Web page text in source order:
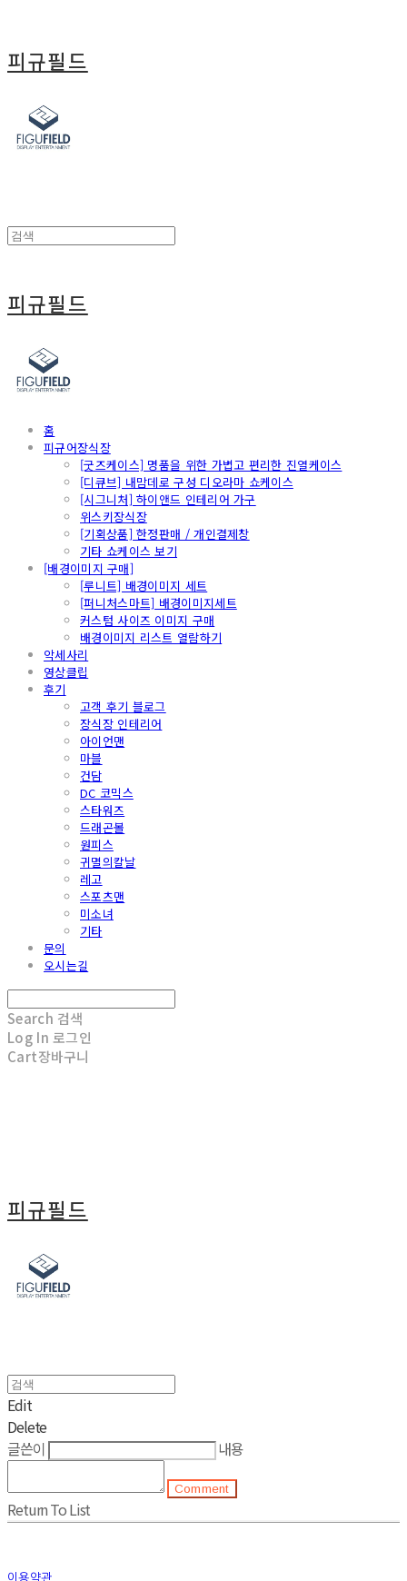
피규필드
피규필드
홈
피규어장식장
[굿즈케이스] 명품을 위한 가볍고 편리한 진열케이스
[디큐브] 내맘데로 구성 디오라마 쇼케이스
[시그니처] 하이앤드 인테리어 가구
위스키장식장
[기획상품] 한정판매 / 개인결제창
기타 쇼케이스 보기
[배경이미지 구매]
[루니트] 배경이미지 세트
[퍼니처스마트] 배경이미지세트
커스텀 사이즈 이미지 구매
배경이미지 리스트 열람하기
악세사리
영상클립
후기
고객 후기 블로그
장식장 인테리어
아이언맨
마블
건담
DC 코믹스
스타워즈
드래곤볼
원피스
귀멸의칼날
레고
스포츠맨
미소녀
기타
문의
오시는길
Search 검색
Log In 로그인
Cart장바구니
피규필드
Edit
Delete
글쓴이
내용
Comment
Return To List
이용약관